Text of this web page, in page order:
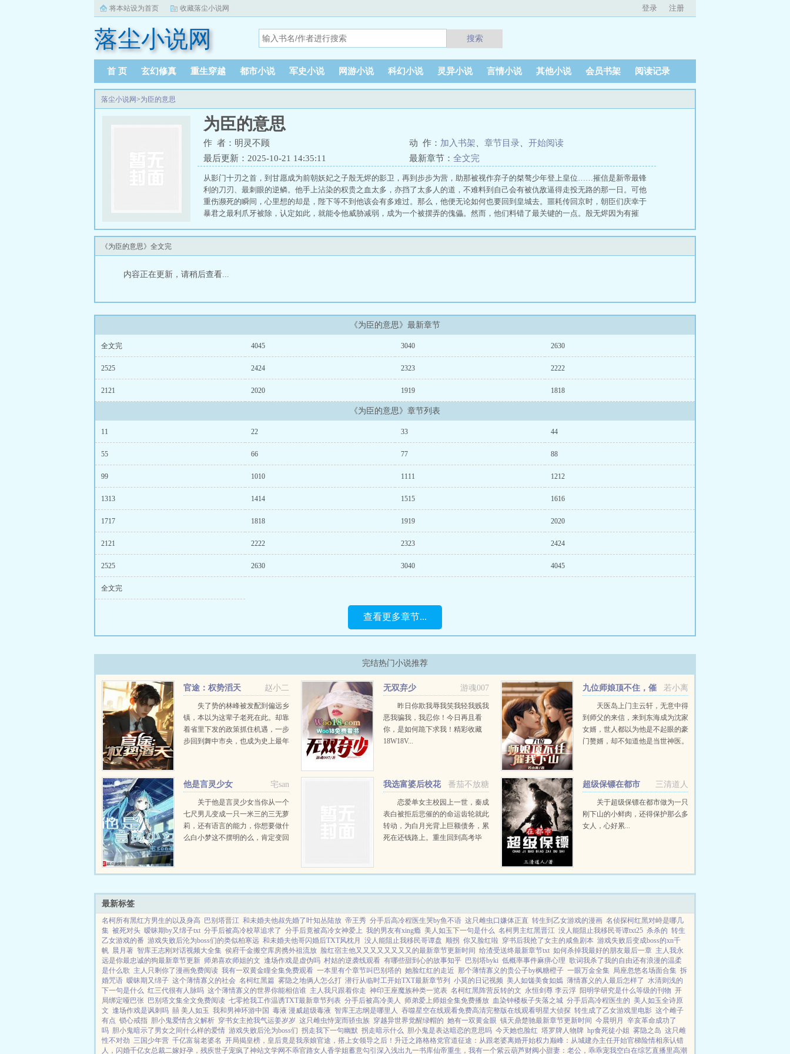
将本站设为首页 收藏落尘小说网 登录 注册
落尘小说网 搜索
首 页 玄幻修真 重生穿越 都市小说 军史小说 网游小说 科幻小说 灵异小说 言情小说 其他小说 会员书架 阅读记录
落尘小说网>为臣的意思
为臣的意思
作 者：明灵不顾 动 作： 加入书架 章节目录
开始阅读
最后更新：2025-10-21 14:35:11
最新章节： 全文完
从影门十刃之首，到甘愿成为前朝妖妃之子殷无烬的影卫，再到步步为营，助那被视作弃子的桀骜少年登上皇位……摧信是新帝最锋
利的刀刃、最刺眼的逆鳞。他手上沾染的权贵之血太多，亦挡了太多人的道，不难料到自己会有被仇敌逼得走投无路的那一日。可他
重伤濒死的瞬间，心里想的却是，陛下等不到他该会有多难过。那么，他便无论如何也要回到皇城去。噩耗传回京时，朝臣们庆幸于
暴君之最利爪牙被除，认定如此，就能令他威胁减弱，成为一个被摆弄的傀儡。然而，他们料错了最关键的一点。殷无烬因为有摧
《为臣的意思》全文完
内容正在更新，请稍后查看...
《为臣的意思》最新章节
全文完 4045 3040 2630
2525 2424 2323 2222
2121 2020 1919 1818
《为臣的意思》章节列表
11 22 33 44
55 66 77 88
99 1010 1111 1212
1313 1414 1515 1616
1717 1818 1919 2020
2121 2222 2323 2424
2525 2630 3040 4045
全文完
查看更多章节...
完结热门小说推荐
赵小二
官途：权势滔天
失了势的林峰被发配到偏远乡
镇，本以为这辈子老死在此。却靠
着省里下发的政策抓住机遇，一步
步回到舞中市央，也成为史上最年
游魂007
无双弃少
昨日你欺我辱我笑我轻我贱我
恶我骗我，我忍你！今日再且看
你，是如何跪下求我！精彩收藏
18W18V...
若小离
九位师娘顶不住，催
我下山天医岛上门主云轩，无意中得
到师父的来信，来到东海成为沈家
女婿，世人都以为他是不起眼的豪
门赘婿，却不知道他是当世神医。
宅san
他是言灵少女
关于他是言灵少女当你从一个
七尺男儿变成一只一米三的三无萝
莉，还有语言的能力，你想要做什
么白小梦这不摆明的么，肯定变回
番茄不放糖
我选富婆后校花
气疯了恋爱单女主校园上一世，秦成
表白被拒后悲催的的命运齿轮就此
转动，为白月光背上巨额债务，累
死在还钱路上。重生回到高考毕
三清道人
超级保镖在都市
关于超级保镖在都市做为一只
刚下山的小鲜肉，还得保护那么多
女人，心好累...
最新标签
名柯所有黑红方男生的以及身高 巴别塔晋江 和未婚夫他叔先婚了叶知丛陆放 帝王秀 分手后高冷程医生哭by鱼不语 这只雌虫口嫌体正直 转生到乙女游戏的漫画 名侦探柯红黑对峙是哪几
集 被死对头 暧昧期by又绵子txt 分手后被高冷校草追求了 分手后竟被高冷女神爱上 我的男友有xing瘾 美人如玉下一句是什么 名柯男主红黑晋江 没人能阻止我移民哥谭txt25 杀杀的 转生
乙女游戏的番 游戏失败后沦为boss们的类似柏寒远 和未婚夫他哥闪婚后TXT风枕月 没人能阻止我移民哥谭盘 顺拐 你又脸红啦 穿书后我抢了女主的咸鱼剧本 游戏失败后变成boss的xn千
帆 晨月著 智库王志刚对话视频大全集 侯府千金搬空库房携外祖流放 脸红宿主他又又又又又又又又的最新章节更新时间 给渣受送终最新章节txt 如何杀掉我最好的朋友最后一章 主人我永
远是你最忠诚的狗最新章节更新 师弟喜欢师姐的文 逢场作戏是虚伪吗 村姑的逆袭线观看 有哪些甜到心的故事知乎 巴别塔byki 低概率事件麻痹心理 歌词我杀了我的自由还有浪漫的温柔
是什么歌 主人只剩你了漫画免费阅读 我有一双黄金瞳全集免费观看 一本里有个章节叫巴别塔的 她脸红红的走近 那个薄情寡义的贵公子by枫糖橙子 一眼万金全集 局座忽悠名场面合集 拆
婚咒语 暧昧期又绵子 这个薄情寡义的社会 名柯红黑篇 雾隐之地俩人怎么打 潜行从临时工开始TXT最新章节列 小莫的日记视频 美人如馐美食如嫣 薄情寡义的人最后怎样了 水清则浅的
下一句是什么 红三代很有人脉吗 这个薄情寡义的世界你能相信谁 主人我只跟着你走 神印王座魔族种类一览表 名柯红黑阵营反转的文 永恒剑尊 李云浮 阳明学研究是什么等级的刊物 开
局绑定哑巴张 巴别塔文集全文免费阅读 七零抢我工作温诱TXT最新章节列表 分手后被高冷美人 师弟爱上师姐全集免费播放 血染钟楼板子失落之城 分手后高冷程医生的 美人如玉全诗原
文 逢场作戏是讽刺吗 囍 美人如玉 我和男神环游中国 毒液 漫威超级毒液 智库王志纲是哪里人 吞噬星空在线观看免费高清完整版在线观看明星大侦探 转生成了乙女游戏里电影 这个雌子
有点 锁心戒指 胆小鬼爱情含义解析 穿书女主抢我气运姜岁岁 这只雌虫恃宠而骄虫族 穿越异世界觉醒绿帽的 她有一双黄金眼 镇天鼎楚驰最新章节更新时间 今晨明月
辛亥革命成功了
吗 胆小鬼暗示了男女之间什么样的爱情 游戏失败后沦为boss们 拐走我下一句幽默 拐走暗示什么 胆小鬼是表达暗恋的意思吗 今天她也脸红 塔罗牌人物牌 hp食死徒小姐 雾隐之岛 这只雌
性不对劲 三国少年营 千亿富翁老婆名 开局揭皇榜，皇后竟是我亲娘官途，搭上女领导之后！ 升迁之路格格党官道征途：从跟老婆离婚开始权力巅峰：从城建办主任开始官梯险情相亲认错
人，闪婚千亿女总裁二嫁好孕，残疾世子宠疯了神站文学网不乖官路女人香学姐蓄意勾引 深入浅出 九一书库仙帝重生，我有一个紫云葫芦财阀小甜妻：老公，乖乖宠我空白在综艺直播里高潮